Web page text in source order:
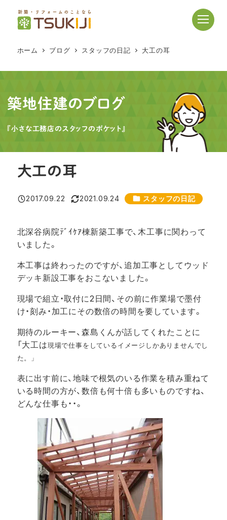
テ
ツ
へ
移
ホーム ブログ スタッフの日記 大工の耳
築地住建のブログ
『小さな工務店のスタッフのポケット』
大工の耳
投稿日
2017.09.22
更新日
2021.09.24 カテゴリー
スタッフの日記
北深谷病院ﾃﾞｲｹｱ棟新築工事で、木工事に関わって
いました。
本工事は終わったのですが、追加工事としてウッド
デッキ新設工事をおこないました。
現場で組立・取付に2日間、その前に作業場で墨付
け・刻み・加工にその数倍の時間を要しています。
期待のルーキー、森島くんが話してくれたことに
「大工は現場で仕事をしているイメージしかありませんでし
た。」
表に出す前に、地味で根気のいる作業を積み重ねて
いる時間の方が、数倍も何十倍も多いものですね、
どんな仕事も・・。